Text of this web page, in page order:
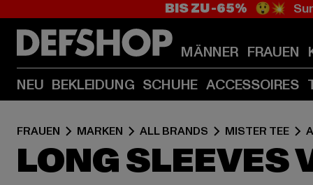
BIS ZU -65% 😲💥
MÄNNER FRAUEN
NEU BEKLEIDUNG SCHUHE ACCESSOIRES
FRAUEN MARKEN ALL BRANDS MISTER TEE
LONG SLEEVES